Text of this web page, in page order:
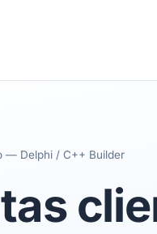
— Delphi / C++ Builder